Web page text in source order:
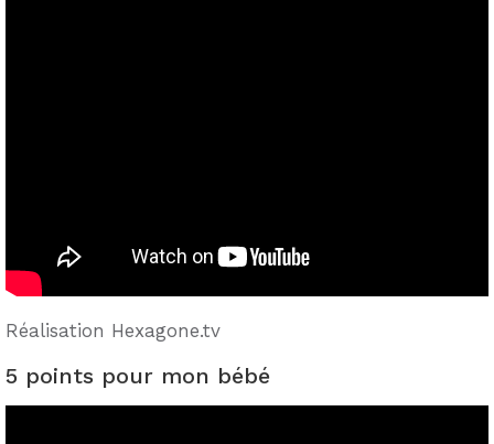
Réalisation Hexagone.tv
5 points pour mon bébé